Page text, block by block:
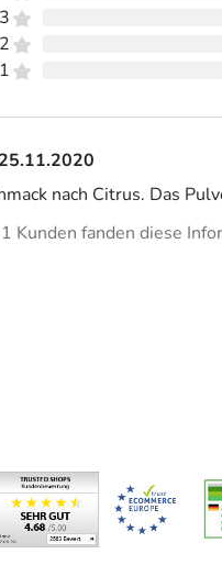
3
2
1
nach Citrus. Das
Kunden fanden diese